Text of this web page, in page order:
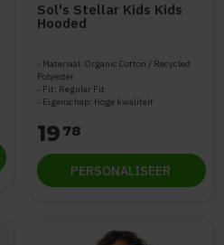
Sol's Stellar Kids Kids
Hooded
Materiaal: Organic Cotton / Recycled
Polyester
Fit: Regular Fit
Eigenschap: Hoge kwaliteit
19 78
PERSONALISEER